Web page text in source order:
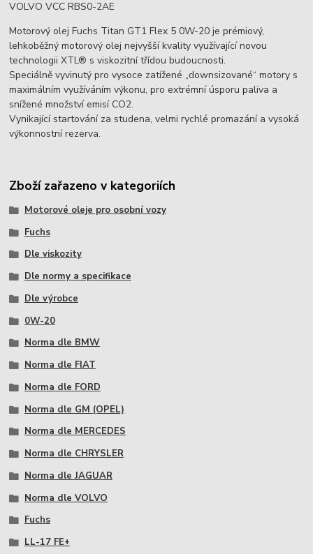
VOLVO VCC RBS0-2AE
Motorový olej Fuchs Titan GT1 Flex 5 0W-20 je prémiový,
lehkoběžný motorový olej nejvyšší kvality využívající novou
technologii XTL® s viskozitní třídou budoucnosti.
Speciálně vyvinutý pro vysoce zatížené „downsizované“ motory s
maximálním využíváním výkonu, pro extrémní úsporu paliva a
snížené množství emisí CO2.
Vynikající startování za studena, velmi rychlé promazání a vysoká
výkonnostní rezerva.
Zboží zařazeno v kategoriích
Motorové oleje pro osobní vozy
Fuchs
Dle viskozity
Dle normy a specifikace
Dle výrobce
0W-20
Norma dle BMW
Norma dle FIAT
Norma dle FORD
Norma dle GM (OPEL)
Norma dle MERCEDES
Norma dle CHRYSLER
Norma dle JAGUAR
Norma dle VOLVO
Fuchs
LL-17 FE+